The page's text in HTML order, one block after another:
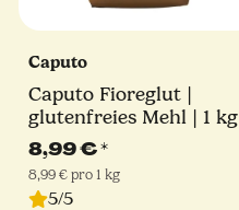
Caputo
Caputo Fioreglut |
glutenfreies Mehl | 1 kg
8,99 €*
8,99 € pro 1 kg
5/5